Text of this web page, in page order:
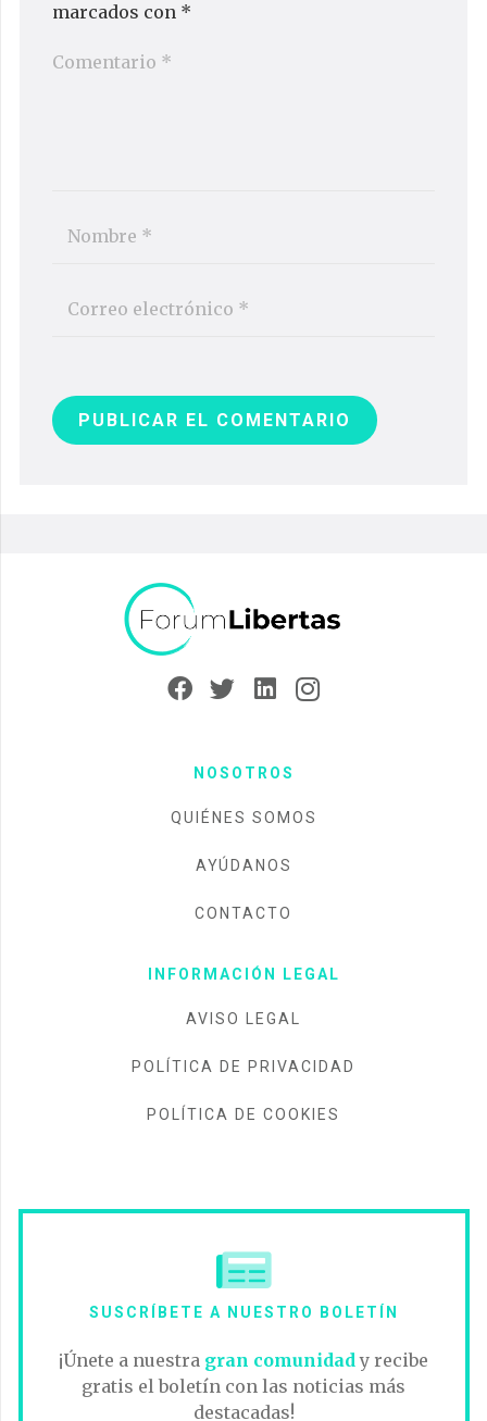
marcados con *
PUBLICAR EL COMENTARIO
NOSOTROS
QUIÉNES SOMOS
AYÚDANOS
CONTACTO
INFORMACIÓN LEGAL
AVISO LEGAL
POLÍTICA DE PRIVACIDAD
POLÍTICA DE COOKIES
SUSCRÍBETE A NUESTRO BOLETÍN
¡Únete a nuestra gran comunidady recibe
gratis el boletín con las noticias más
destacadas!